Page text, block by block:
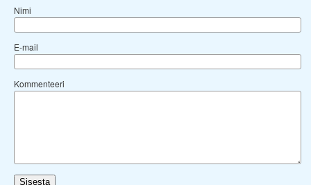
Nimi
E-mail
Kommenteeri